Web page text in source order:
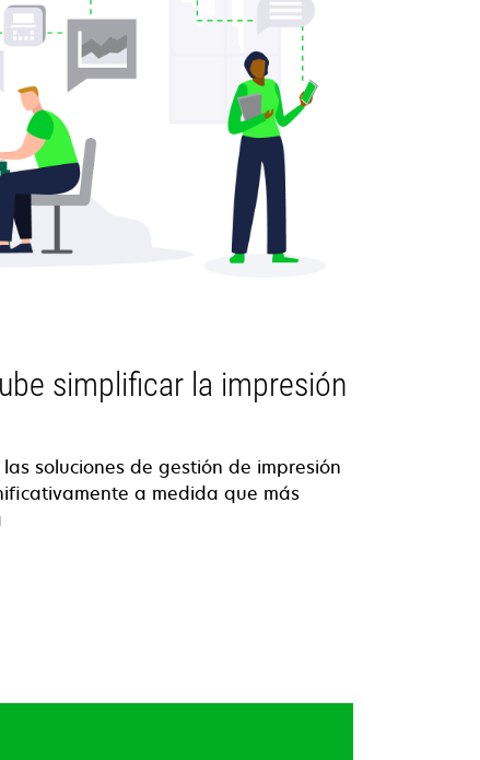
simplificar la impresión
soluciones de gestión de impresión
a medida que más